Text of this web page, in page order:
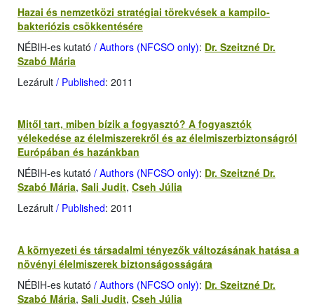
Hazai és nemzetközi stratégiai törekvések a kampilo­
bakteriózis csökkentésére
NÉBIH-es kutató / Authors (NFCSO only): Dr. Szeitzné Dr.
Szabó Mária
Lezárult / Published: 2011
Mitől tart, miben bízik a fogyasztó? A fogyasztók
vélekedése az élelmiszerekről és az élelmiszerbiztonságról
Európában és hazánkban
NÉBIH-es kutató / Authors (NFCSO only): Dr. Szeitzné Dr.
Szabó Mária, Sali Judit, Cseh Júlia
Lezárult / Published: 2011
A környezeti és társadalmi tényezők változásának hatása a
növényi élelmiszerek biztonságosságára
NÉBIH-es kutató / Authors (NFCSO only): Dr. Szeitzné Dr.
Szabó Mária, Sali Judit, Cseh Júlia